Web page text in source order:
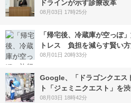
ドラインが示す診療改革
08月03日 17時25分
「帰宅後、冷蔵庫が空っぽ
トレス 負担を減らす賢い
08月01日 20時33分
Google、「ドラゴンクエス
ト「ジェミニクエスト」を
08月03日 18時42分